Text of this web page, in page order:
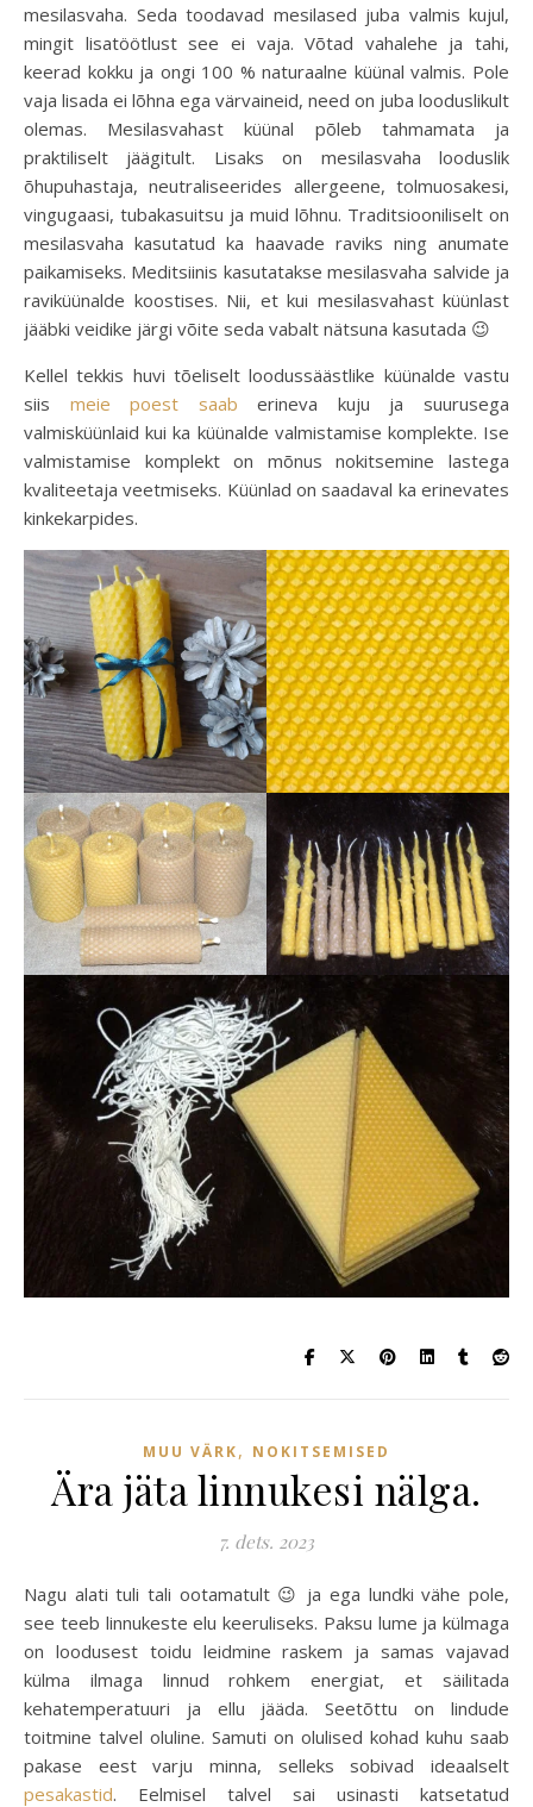
mesilasvaha. Seda toodavad mesilased juba valmis kujul,
mingit lisatöötlust see ei vaja. Võtad vahalehe ja tahi,
keerad kokku ja ongi 100 % naturaalne küünal valmis. Pole
vaja lisada ei lõhna ega värvaineid, need on juba looduslikult
olemas. Mesilasvahast küünal põleb tahmamata ja
praktiliselt jäägitult. Lisaks on mesilasvaha looduslik
õhupuhastaja, neutraliseerides allergeene, tolmuosakesi,
vingugaasi, tubakasuitsu ja muid lõhnu. Traditsiooniliselt on
mesilasvaha kasutatud ka haavade raviks ning anumate
paikamiseks. Meditsiinis kasutatakse mesilasvaha salvide ja
raviküünalde koostises. Nii, et kui mesilasvahast küünlast
jääbki veidike järgi võite seda vabalt nätsuna kasutada 😉
Kellel tekkis huvi tõeliselt loodussäästlike küünalde vastu
siis meie poest saab erineva kuju ja suurusega
valmisküünlaid kui ka küünalde valmistamise komplekte. Ise
valmistamise komplekt on mõnus nokitsemine lastega
kvaliteetaja veetmiseks. Küünlad on saadaval ka erinevates
kinkekarpides.
MUU VÄRK, NOKITSEMISED
Ära jäta linnukesi nälga.
7. dets. 2023
Nagu alati tuli tali ootamatult 😉 ja ega lundki vähe pole,
see teeb linnukeste elu keeruliseks. Paksu lume ja külmaga
on loodusest toidu leidmine raskem ja samas vajavad
külma ilmaga linnud rohkem energiat, et säilitada
kehatemperatuuri ja ellu jääda. Seetõttu on lindude
toitmine talvel oluline. Samuti on olulised kohad kuhu saab
pakase eest varju minna, selleks sobivad ideaalselt
pesakastid. Eelmisel talvel sai usinasti katsetatud